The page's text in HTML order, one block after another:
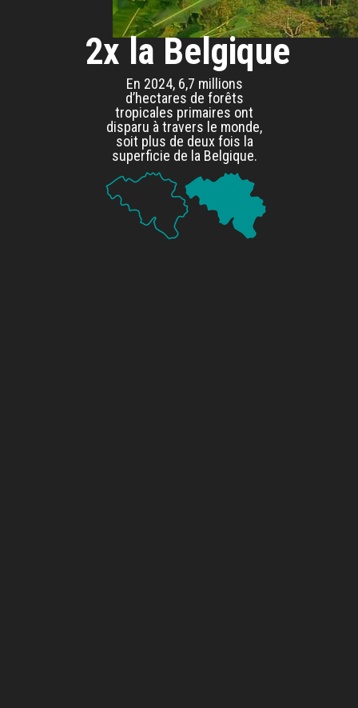
En 2024, 6,7 millions
d’hectares de forêts
tropicales primaires ont
disparu à travers le monde,
soit plus de deux fois la
superficie de la Belgique.
2x la Belgique